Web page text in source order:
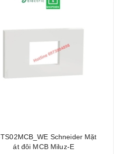
Schneider Mặt
át đôi MCB Miluz-E